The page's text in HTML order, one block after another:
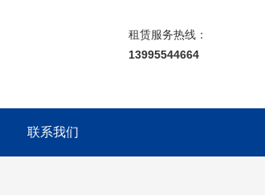
租赁服务热线：
13995544664
联系我们